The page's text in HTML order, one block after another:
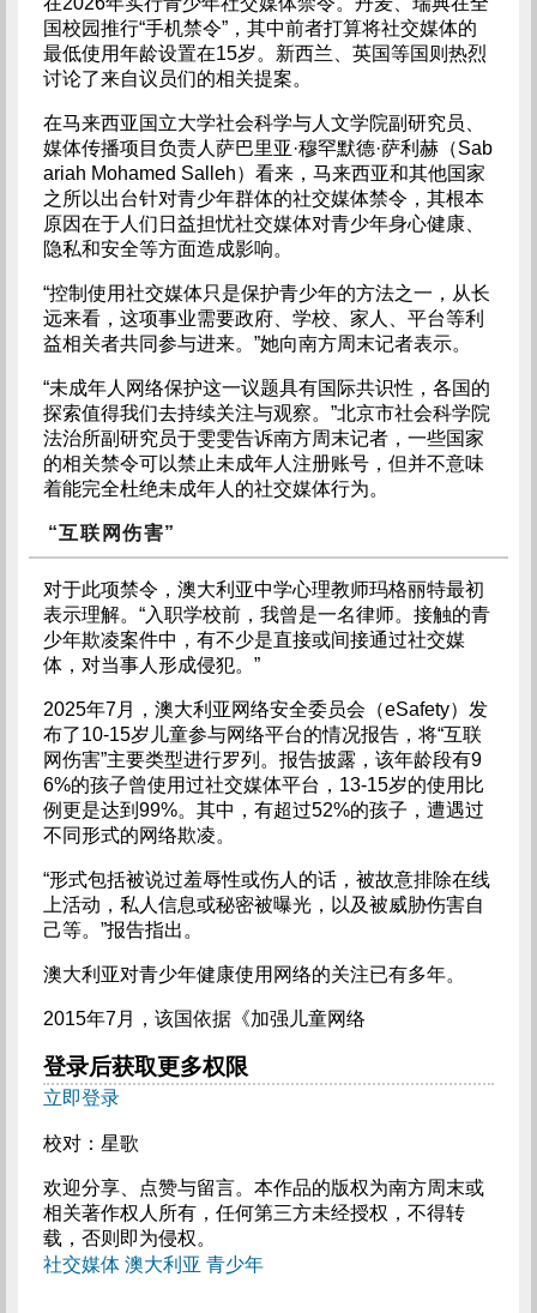
国校园推行“手机禁令”，其中前者打算将社交媒体的
最低使用年龄设置在15岁。新西兰、英国等国则热烈
讨论了来自议员们的相关提案。
在马来西亚国立大学社会科学与人文学院副研究员、
媒体传播项目负责人萨巴里亚·穆罕默德·萨利赫（Sab
ariah Mohamed Salleh）看来，马来西亚和其他国家
之所以出台针对青少年群体的社交媒体禁令，其根本
原因在于人们日益担忧社交媒体对青少年身心健康、
隐私和安全等方面造成影响。
“控制使用社交媒体只是保护青少年的方法之一，从长
远来看，这项事业需要政府、学校、家人、平台等利
益相关者共同参与进来。”她向南方周末记者表示。
“未成年人网络保护这一议题具有国际共识性，各国的
探索值得我们去持续关注与观察。”北京市社会科学院
法治所副研究员于雯雯告诉南方周末记者，一些国家
的相关禁令可以禁止未成年人注册账号，但并不意味
着能完全杜绝未成年人的社交媒体行为。
“互联网伤害”
对于此项禁令，澳大利亚中学心理教师玛格丽特最初
表示理解。“入职学校前，我曾是一名律师。接触的青
少年欺凌案件中，有不少是直接或间接通过社交媒
体，对当事人形成侵犯。”
2025年7月，澳大利亚网络安全委员会（eSafety）发
布了10-15岁儿童参与网络平台的情况报告，将“互联
网伤害”主要类型进行罗列。报告披露，该年龄段有9
6%的孩子曾使用过社交媒体平台，13-15岁的使用比
例更是达到99%。其中，有超过52%的孩子，遭遇过
不同形式的网络欺凌。
“形式包括被说过羞辱性或伤人的话，被故意排除在线
上活动，私人信息或秘密被曝光，以及被威胁伤害自
己等。”报告指出。
澳大利亚对青少年健康使用网络的关注已有多年。
2015年7月，该国依据《加强儿童网络
登录后获取更多权限
立即登录
校对：星歌
欢迎分享、点赞与留言。本作品的版权为南方周末或
相关著作权人所有，任何第三方未经授权，不得转
载，否则即为侵权。
社交媒体 澳大利亚 青少年